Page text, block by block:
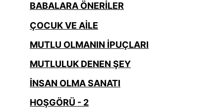
BABALARA ÖNERİLER
ÇOCUK VE AİLE
MUTLU OLMANIN İPUÇLARI
MUTLULUK DENEN ŞEY
İNSAN OLMA SANATI
HOŞGÖRÜ - 2